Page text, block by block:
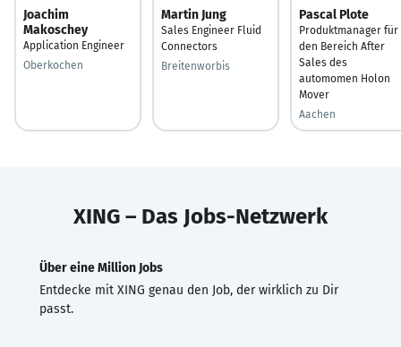
Joachim
Makoschey
Application Engineer
Oberkochen
Martin Jung
Sales Engineer Fluid
Connectors
Breitenworbis
Pascal Plote
Produktmanager für
den Bereich After
Sales des
automomen Holon
Mover
Aachen
XING – Das Jobs-Netzwerk
Über eine Million Jobs
Entdecke mit XING genau den Job, der wirklich zu Dir
passt.